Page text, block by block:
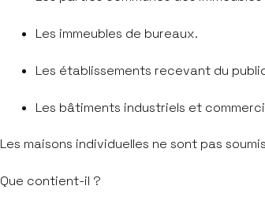
Les immeubles de bureaux.
Les établissements recevant du
Les bâtiments industriels et
Les maisons individuelles ne sont pas
Que contient-il ?